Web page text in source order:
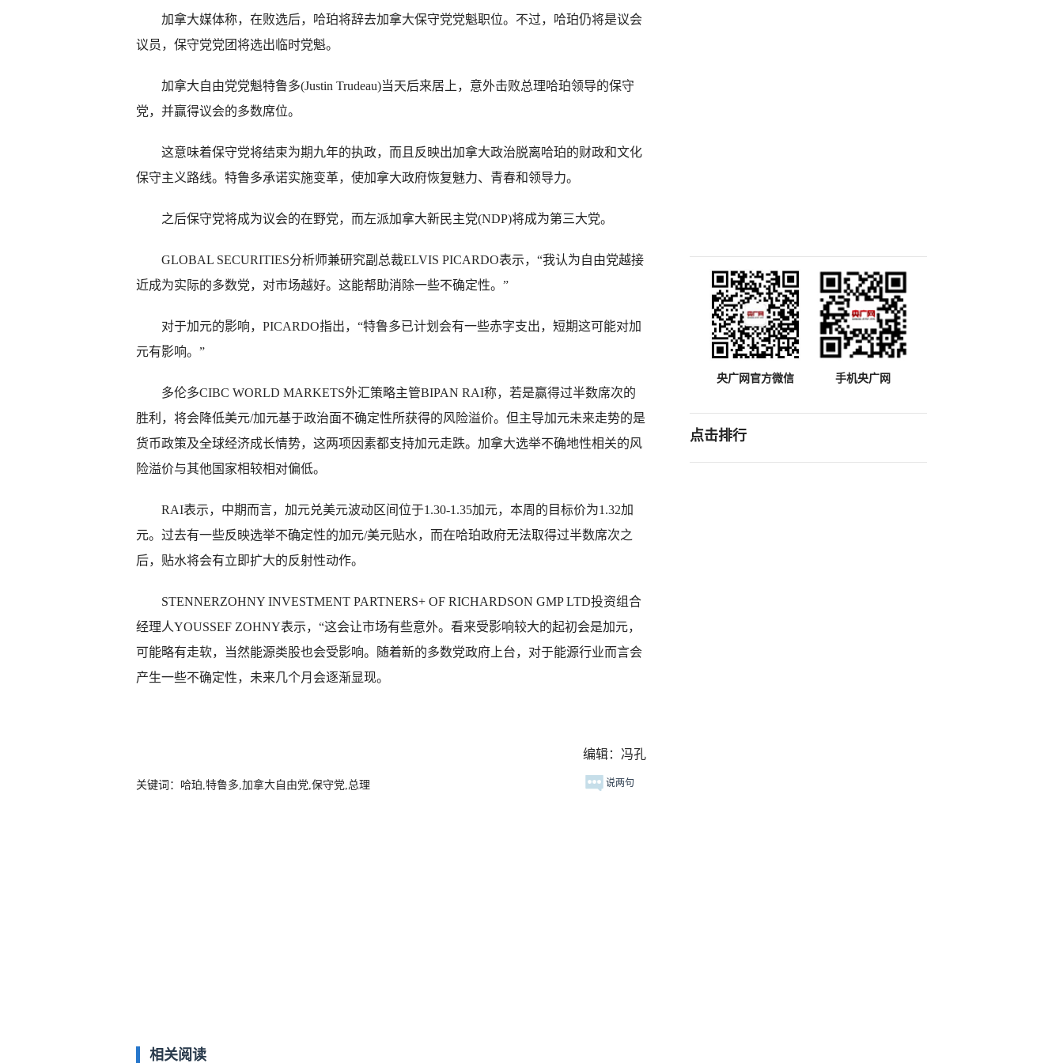
加拿大媒体称，在败选后，哈珀将辞去加拿大保守党党魁职位。不过，哈珀仍将是议会
议员，保守党党团将选出临时党魁。
加拿大自由党党魁特鲁多(Justin Trudeau)当天后来居上，意外击败总理哈珀领导的保守
党，并赢得议会的多数席位。
这意味着保守党将结束为期九年的执政，而且反映出加拿大政治脱离哈珀的财政和文化
保守主义路线。特鲁多承诺实施变革，使加拿大政府恢复魅力、青春和领导力。
之后保守党将成为议会的在野党，而左派加拿大新民主党(NDP)将成为第三大党。
GLOBAL SECURITIES分析师兼研究副总裁ELVIS PICARDO表示，“我认为自由党越接
近成为实际的多数党，对市场越好。这能帮助消除一些不确定性。”
对于加元的影响，PICARDO指出，“特鲁多已计划会有一些赤字支出，短期这可能对加
元有影响。”
多伦多CIBC WORLD MARKETS外汇策略主管BIPAN RAI称，若是赢得过半数席次的
胜利，将会降低美元/加元基于政治面不确定性所获得的风险溢价。但主导加元未来走势的是
货币政策及全球经济成长情势，这两项因素都支持加元走跌。加拿大选举不确地性相关的风
险溢价与其他国家相较相对偏低。
RAI表示，中期而言，加元兑美元波动区间位于1.30-1.35加元，本周的目标价为1.32加
元。过去有一些反映选举不确定性的加元/美元贴水，而在哈珀政府无法取得过半数席次之
后，贴水将会有立即扩大的反射性动作。
STENNERZOHNY INVESTMENT PARTNERS+ OF RICHARDSON GMP LTD投资组合
经理人YOUSSEF ZOHNY表示，“这会让市场有些意外。看来受影响较大的起初会是加元，
可能略有走软，当然能源类股也会受影响。随着新的多数党政府上台，对于能源行业而言会
产生一些不确定性，未来几个月会逐渐显现。
编辑：冯孔
关键词：哈珀,特鲁多,加拿大自由党,保守党,总理 说两句
相关阅读
央广网官方微信 手机央广网
点击排行